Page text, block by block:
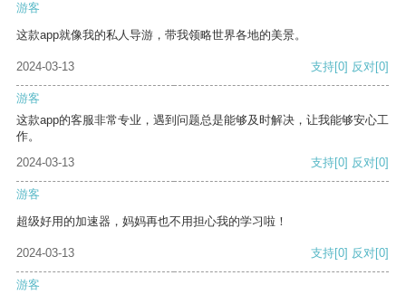
游客
这款app就像我的私人导游，带我领略世界各地的美景。
2024-03-13 支持[0] 反对[0]
游客
这款app的客服非常专业，遇到问题总是能够及时解决，让我能够安心工
作。
2024-03-13
支持[0] 反对[0]
游客
超级好用的加速器，妈妈再也不用担心我的学习啦！
2024-03-13 支持[0] 反对[0]
游客